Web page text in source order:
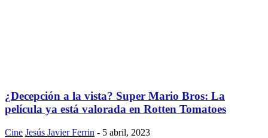
¿Decepción a la vista? Super Mario Bros: La
película ya está valorada en Rotten Tomatoes
Cine Jesús Javier Ferrin - 5 abril, 2023